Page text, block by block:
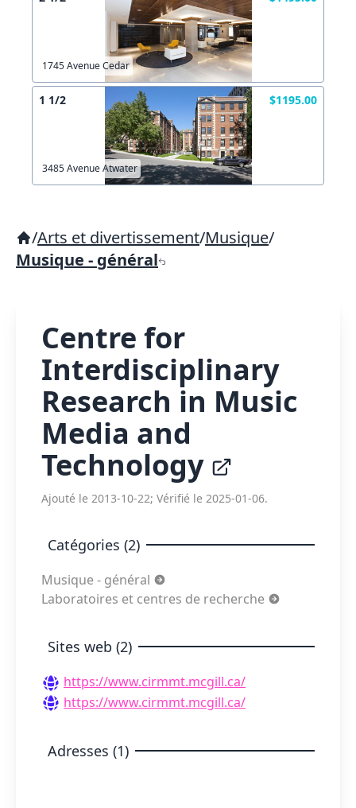
1745 Avenue Cedar
1 1/2 $1195.00
3485 Avenue Atwater
/Arts et divertissement/Musique/
Musique - général
Centre for
Interdisciplinary
Research in Music
Media and
Technology
Ajouté le 2013-10-22; Vérifié le 2025-01-06.
Catégories (2)
Musique - général
Laboratoires et centres de recherche
Sites web (2)
https://www.cirmmt.mcgill.ca/
https://www.cirmmt.mcgill.ca/
Adresses (1)